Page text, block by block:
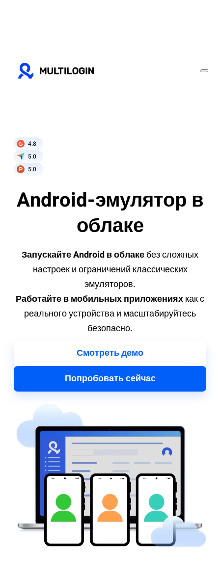
4.8
5.0
5.0
Android-эмулятор в
облаке
Запускайте Android в облакебез сложных
настроек и ограничений классических
эмуляторов.
Работайте в мобильных приложенияхкак с
реального устройства и масштабируйтесь
безопасно.
Смотреть демо
Попробовать сейчас